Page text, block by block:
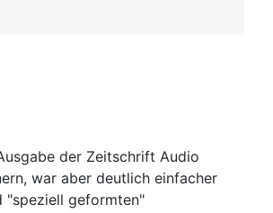
der Zeitschrift Audio
war aber deutlich einfacher
"speziell geformten"